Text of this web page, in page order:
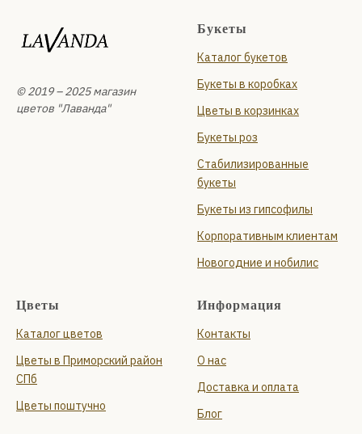
© 2019 – 2025 магазин
цветов "Лаванда"
Букеты
Каталог букетов
Букеты в коробках
Цветы в корзинках
Букеты роз
Стабилизированные
букеты
Букеты из гипсофилы
Корпоративным клиентам
Новогодние и нобилис
Цветы
Каталог цветов
Цветы в Приморский район
СПб
Цветы поштучно
Информация
Контакты
О нас
Доставка и оплата
Блог